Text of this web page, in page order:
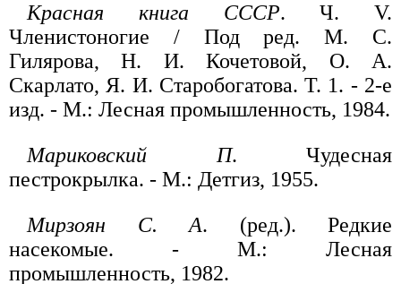
Красная книга СССР. Ч. V.
Членистоногие / Под ред. М. С.
Гилярова, Н. И. Кочетовой, О. А.
Скарлато, Я. И. Старобогатова. Т. 1. - 2-е
изд. - М.: Лесная промышленность, 1984.
Мариковский П. Чудесная
пестрокрылка. - М.: Детгиз, 1955.
Мирзоян С. А. (ред.). Редкие
насекомые. - М.: Лесная
промышленность, 1982.